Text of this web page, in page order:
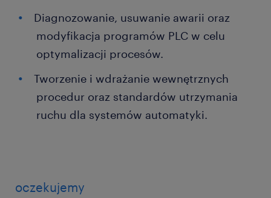
Diagnozowanie, usuwanie awarii oraz
modyfikacja programów PLC w celu
optymalizacji procesów.
Tworzenie i wdrażanie wewnętrznych
procedur oraz standardów utrzymania
ruchu dla systemów automatyki.
oczekujemy